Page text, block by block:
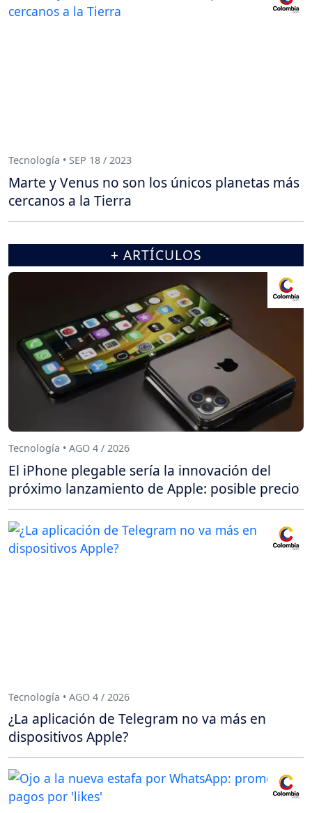
Tecnología • SEP 18 / 2023
Marte y Venus no son los únicos planetas más
cercanos a la Tierra
+ ARTÍCULOS
Tecnología • AGO 4 / 2026
El iPhone plegable sería la innovación del
próximo lanzamiento de Apple: posible precio
Tecnología • AGO 4 / 2026
¿La aplicación de Telegram no va más en
dispositivos Apple?